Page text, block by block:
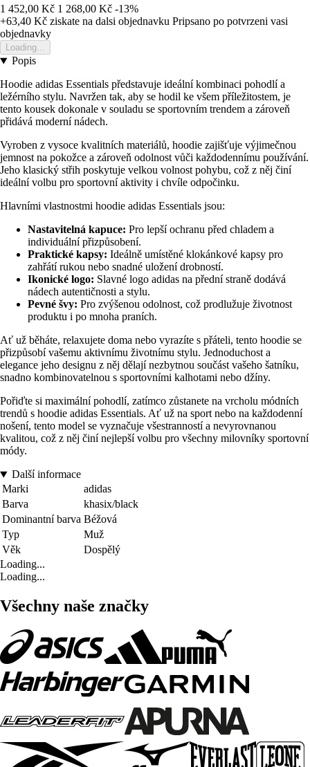
1 452,00 Kč 1 268,00 Kč -13%
+63,40 Kč ziskate na dalsi objednavku Pripsano po potvrzeni vasi
objednavky
Loading...
Popis
Hoodie adidas Essentials představuje ideální kombinaci pohodlí a
ležérního stylu. Navržen tak, aby se hodil ke všem příležitostem, je
tento kousek dokonale v souladu se sportovním trendem a zároveň
přidává moderní nádech.
Vyroben z vysoce kvalitních materiálů, hoodie zajišťuje výjimečnou
jemnost na pokožce a zároveň odolnost vůči každodennímu používání.
Jeho klasický střih poskytuje velkou volnost pohybu, což z něj činí
ideální volbu pro sportovní aktivity i chvíle odpočinku.
Hlavními vlastnostmi hoodie adidas Essentials jsou:
Nastavitelná kapuce: Pro lepší ochranu před chladem a
individuální přizpůsobení.
Praktické kapsy: Ideálně umístěné klokánkové kapsy pro
zahřátí rukou nebo snadné uložení drobností.
Ikonické logo: Slavné logo adidas na přední straně dodává
nádech autentičnosti a stylu.
Pevné švy: Pro zvýšenou odolnost, což prodlužuje životnost
produktu i po mnoha praních.
Ať už běháte, relaxujete doma nebo vyrazíte s přáteli, tento hoodie se
přizpůsobí vašemu aktivnímu životnímu stylu. Jednoduchost a
elegance jeho designu z něj dělají nezbytnou součást vašeho šatníku,
snadno kombinovatelnou s sportovními kalhotami nebo džíny.
Pořiďte si maximální pohodlí, zatímco zůstanete na vrcholu módních
trendů s hoodie adidas Essentials. Ať už na sport nebo na každodenní
nošení, tento model se vyznačuje všestranností a nevyrovnanou
kvalitou, což z něj činí nejlepší volbu pro všechny milovníky sportovní
módy.
Další informace
Marki
adidas
Barva
khasix/black
Dominantní barva Béžová
Typ
Muž
Věk
Dospělý
Loading...
Loading...
Všechny naše značky